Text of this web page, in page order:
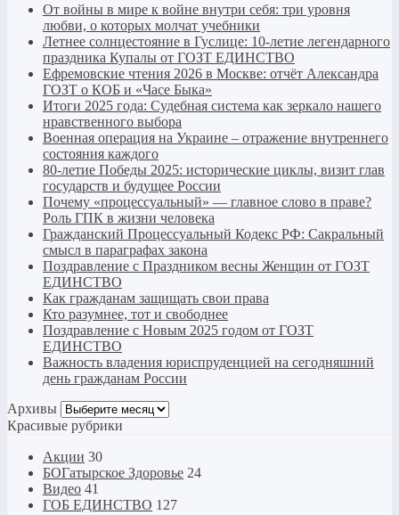
От войны в мире к войне внутри себя: три уровня
любви, о которых молчат учебники
Летнее солнцестояние в Гуслице: 10-летие легендарного
праздника Купалы от ГОЗТ ЕДИНСТВО
Ефремовские чтения 2026 в Москве: отчёт Александра
ГОЗТ о КОБ и «Часе Быка»
Итоги 2025 года: Судебная система как зеркало нашего
нравственного выбора
Военная операция на Украине – отражение внутреннего
состояния каждого
80-летие Победы 2025: исторические циклы, визит глав
государств и будущее России
Почему «процессуальный» — главное слово в праве?
Роль ГПК в жизни человека
Гражданский Процессуальный Кодекс РФ: Сакральный
смысл в параграфах закона
Поздравление с Праздником весны Женщин от ГОЗТ
ЕДИНСТВО
Как гражданам защищать свои права
Кто разумнее, тот и свободнее
Поздравление с Новым 2025 годом от ГОЗТ
ЕДИНСТВО
Важность владения юриспруденцией на сегодняшний
день гражданам России
Архивы Архивы
Красивые рубрики
Акции 30
БОГатырское Здоровье 24
Видео 41
ГОБ ЕДИНСТВО 127